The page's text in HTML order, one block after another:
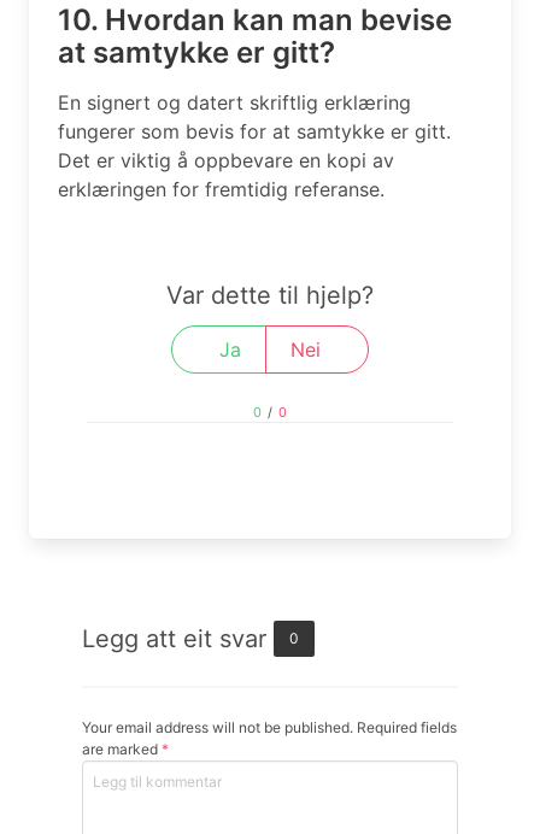
10. Hvordan kan man bevise
at samtykke er gitt?
En signert og datert skriftlig erklæring
fungerer som bevis for at samtykke er gitt.
Det er viktig å oppbevare en kopi av
erklæringen for fremtidig referanse.
Var dette til hjelp?
Ja Nei
0 / 0
Legg att eit svar 0
Your email address will not be published. Required fields
are marked *